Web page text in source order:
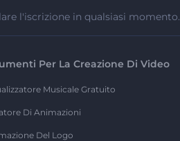
l'iscrizione in qualsiasi momento.
Per La Creazione Di Video
Musicale Gratuito
Di Animazioni
Del Logo